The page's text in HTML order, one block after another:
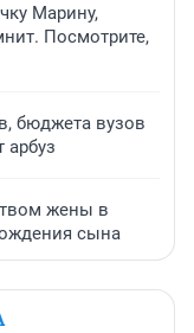
Марину,
Посмотрите,
бюджета вузов
арбуз
жены в
сына